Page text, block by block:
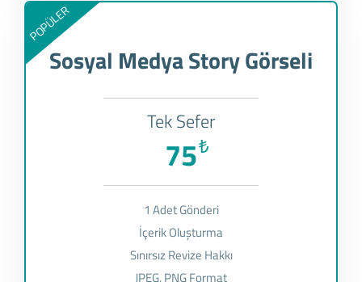
POPÜLER
Sosyal Medya Story Görseli
Tek Sefer
₺
75
1 Adet Gönderi
İçerik Oluşturma
Sınırsız Revize Hakkı
JPEG, PNG Format